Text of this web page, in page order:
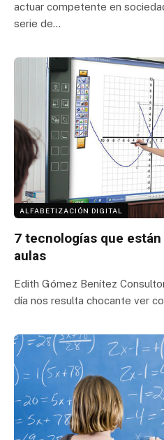
actuar competente en
serie de…
ALFABETIZACIÓN DIGITAL
7 tecnologías que
aulas
Edith Gómez Benítez
día nos resulta chocante ver